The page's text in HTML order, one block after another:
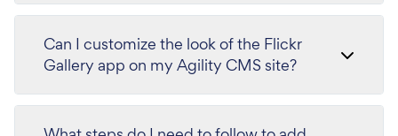
Can I customize the look of the Flickr
Gallery app on my Agility CMS site?